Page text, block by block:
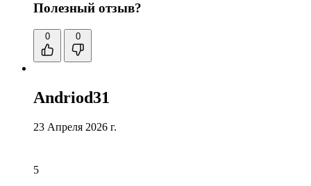
Полезный отзыв?
0 0
Andriod31
23 Апреля 2026 г.
5